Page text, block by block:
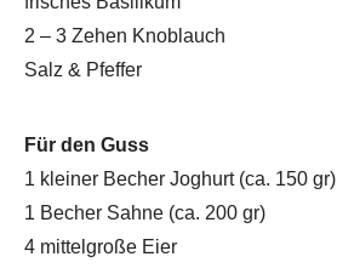
2 – 3 Zehen Knoblauch
Salz & Pfeffer
Für den Guss
1 kleiner Becher Joghurt (ca. 150 gr)
1 Becher Sahne (ca. 200 gr)
4 mittelgroße Eier